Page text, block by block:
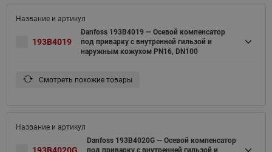
193B4019
Danfoss 193B4019 — Осевой компенсатор
под приварку с внутренней гильзой и
наружным кожухом PN16, DN100
Смотреть похожие товары
Danfoss 193B4020G — Осевой компенсатор